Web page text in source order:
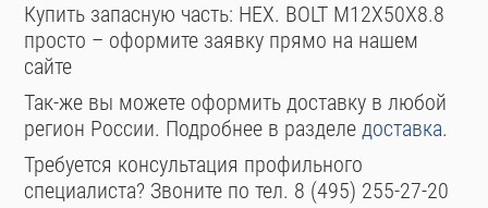
Купить запасную часть: HEX. BOLT M12X50X8.8
просто – оформите заявку прямо на нашем
сайте
Так-же вы можете оформить доставку в любой
регион России. Подробнее в разделедоставка.
Требуется консультация профильного
специалиста? Звоните по тел. 8 (495) 255-27-20